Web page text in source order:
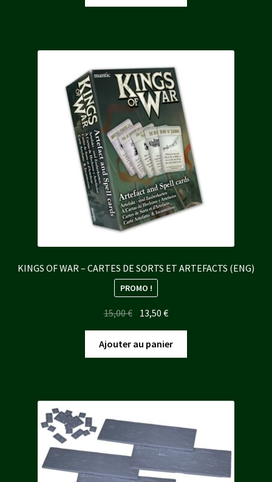
était :
est :
KINGS OF WAR – CARTES DE SORTS ET ARTEFACTS (ENG)
PROMO !
15,00€ Le
initial
était :
13,50€Le
actuel
est :
Ajouter au panier